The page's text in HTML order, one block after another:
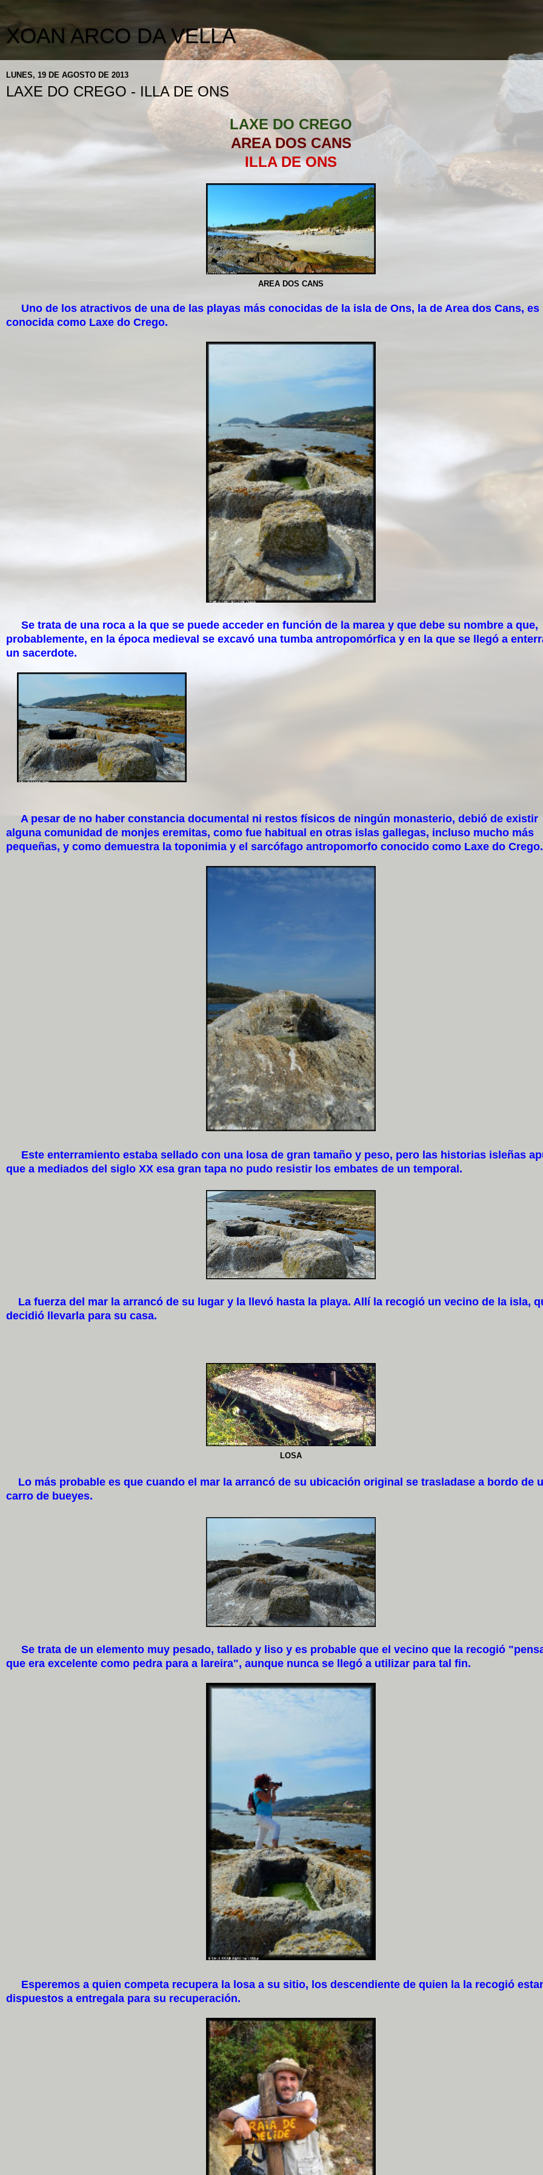
XOAN ARCO DA VELLA
LUNES, 19 DE AGOSTO DE 2013
LAXE DO CREGO - ILLA DE ONS
LAXE DO CREGO
AREA DOS CANS
ILLA DE ONS
AREA DOS CANS
Uno de los atractivos de una de las playas más conocidas de la isla de Ons, la de Area dos Cans, es
conocida como Laxe do Crego.
Se trata de una roca a la que se puede acceder en función de la marea y que debe su nombre a que,
probablemente, en la época medieval se excavó una tumba antropomórfica y en la que se llegó a
un sacerdote.
A pesar de no haber constancia documental ni restos físicos de ningún monasterio, debió de existir
alguna comunidad de monjes eremitas, como fue habitual en otras islas gallegas, incluso mucho más
pequeñas, y como demuestra la toponimia y el sarcófago antropomorfo conocido como Laxe do Crego.
Este enterramiento estaba sellado con una losa de gran tamaño y peso, pero las historias isleñas
que a mediados del siglo XX esa gran tapa no pudo resistir los embates de un temporal.
La fuerza del mar la arrancó de su lugar y la llevó hasta la playa. Allí la recogió un vecino de la isla,
decidió llevarla para su casa.
LOSA
Lo más probable es que cuando el mar la arrancó de su ubicación original se trasladase a bordo de
carro de bueyes.
Se trata de un elemento muy pesado, tallado y liso y es probable que el vecino que la recogió
que era excelente como pedra para a lareira", aunque nunca se llegó a utilizar para tal fin.
Esperemos a quien competa recupera la losa a su sitio, los descendiente de quien la la recogió
dispuestos a entregala para su recuperación.